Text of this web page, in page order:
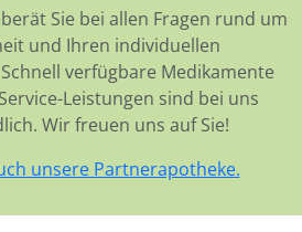
Sie bei allen Fragen rund um
und Ihren individuellen
verfügbare Medikamente
Leistungen sind bei uns
Wir freuen uns auf Sie!
unsere Partnerapotheke.